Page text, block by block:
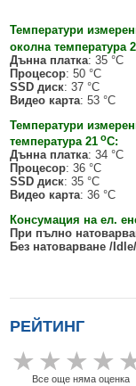
Температури
околна температура
Дънна платка: 35 °C
Процесор: 50 °C
SSD диск: 37 °C
Видео карта: 53 °C
Температури
температура 21 oC:
Дънна платка: 34 °C
Процесор: 36 °C
SSD диск: 35 °C
Видео карта: 36 °C
Консумация на ел.
При пълно
Без натоварване /Idle/
РЕЙТИНГ
Все още няма оценка